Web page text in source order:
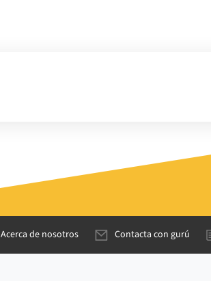
Acerca de nosotros Contacta con gurú